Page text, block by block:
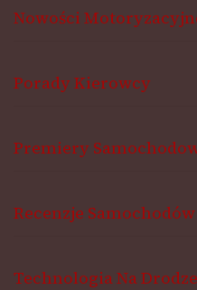
Nowości
Porady Kierowcy
Premiery
Recenzje
Technologia Na Drodze